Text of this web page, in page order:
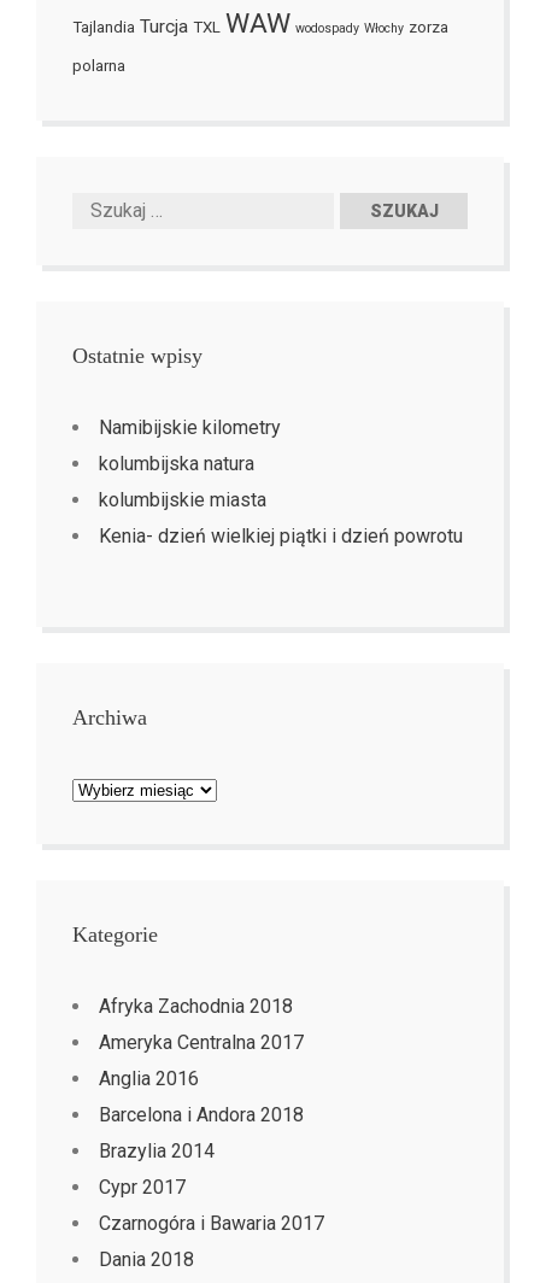
Tajlandia Turcja TXL WAW wodospady Włochy zorza
polarna
Ostatnie wpisy
Namibijskie kilometry
kolumbijska natura
kolumbijskie miasta
Kenia- dzień wielkiej piątki i dzień powrotu
Archiwa
Archiwa
Kategorie
Afryka Zachodnia 2018
Ameryka Centralna 2017
Anglia 2016
Barcelona i Andora 2018
Brazylia 2014
Cypr 2017
Czarnogóra i Bawaria 2017
Dania 2018